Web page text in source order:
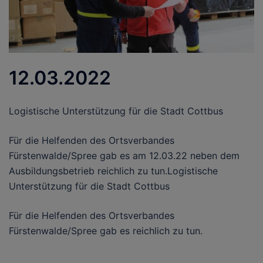
12.03.2022
Logistische Unterstützung für die Stadt Cottbus
Für die Helfenden des Ortsverbandes
Fürstenwalde/Spree gab es am 12.03.22 neben dem
Ausbildungsbetrieb reichlich zu tun.Logistische
Unterstützung für die Stadt Cottbus
Für die Helfenden des Ortsverbandes
Fürstenwalde/Spree gab es reichlich zu tun.